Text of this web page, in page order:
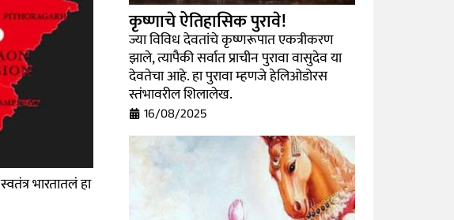
भारतातलं हा
कृष्णाचे ऐतिहासिक पुरावे!
ज्या विविध देवतांचे कृष्णरूपात एकत्रीकरण
झाले, त्यापैकी सर्वात प्राचीन पुरावा वासुदेव या
देवतेचा आहे. हा पुरावा म्हणजे हेलिओडोरस
स्तंभावरील शिलालेख.
16/08/2025